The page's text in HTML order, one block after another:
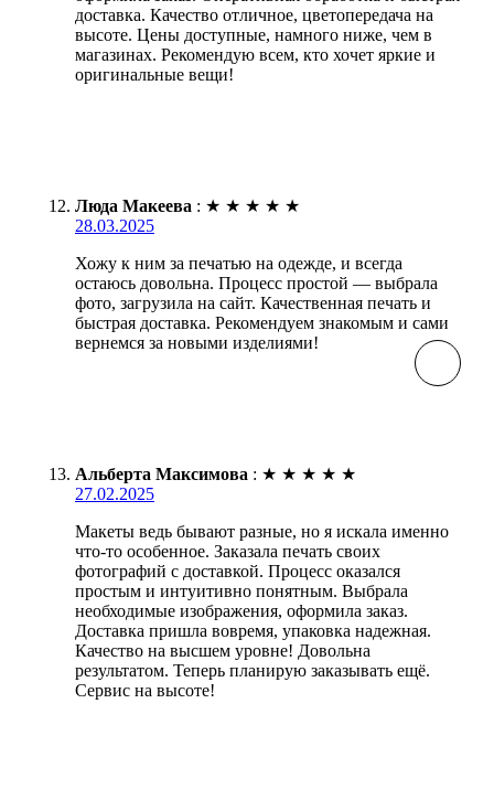
доставка. Качество отличное, цветопередача на
высоте. Цены доступные, намного ниже, чем в
магазинах. Рекомендую всем, кто хочет яркие и
оригинальные вещи!
Люда Макеева : ★ ★ ★ ★ ★
28.03.2025
Хожу к ним за печатью на одежде, и всегда
остаюсь довольна. Процесс простой — выбрала
фото, загрузила на сайт. Качественная печать и
быстрая доставка. Рекомендуем знакомым и сами
вернемся за новыми изделиями!
Альберта Максимова : ★ ★ ★ ★ ★
27.02.2025
Макеты ведь бывают разные, но я искала именно
что-то особенное. Заказала печать своих
фотографий с доставкой. Процесс оказался
простым и интуитивно понятным. Выбрала
необходимые изображения, оформила заказ.
Доставка пришла вовремя, упаковка надежная.
Качество на высшем уровне! Довольна
результатом. Теперь планирую заказывать ещё.
Сервис на высоте!